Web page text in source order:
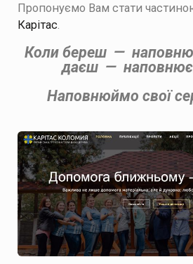
Пропонуємо Вам стати
Карітас
Коли береш —
даєш —
Наповнюймо свої